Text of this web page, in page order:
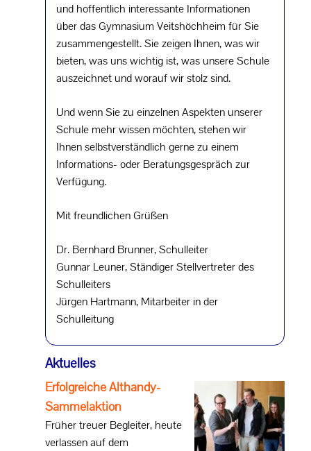
und hoffentlich interessante Informationen
über das Gymnasium Veitshöchheim für Sie
zusammengestellt. Sie zeigen Ihnen, was wir
bieten, was uns wichtig ist, was unsere Schule
auszeichnet und worauf wir stolz sind.
Und wenn Sie zu einzelnen Aspekten unserer
Schule mehr wissen möchten, stehen wir
Ihnen selbstverständlich gerne zu einem
Informations- oder Beratungsgespräch zur
Verfügung.
Mit freundlichen Grüßen
Dr. Bernhard Brunner, Schulleiter
Gunnar Leuner, Ständiger Stellvertreter des
Schulleiters
Jürgen Hartmann, Mitarbeiter in der
Schulleitung
Aktuelles
Erfolgreiche Althandy-
Sammelaktion
Früher treuer Begleiter, heute
verlassen auf dem